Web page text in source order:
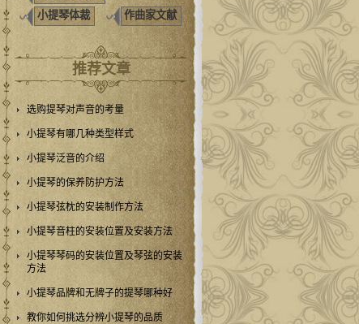
小提琴体裁
作曲家文献
推荐文章
选购提琴对声音的考量
小提琴有哪几种类型样式
小提琴泛音的介绍
小提琴的保养防护方法
小提琴弦枕的安装制作方法
小提琴音柱的安装位置及安装方法
小提琴琴码的安装位置及琴弦的安装
方法
小提琴品牌和无牌子的提琴哪种好
教你如何挑选分辨小提琴的品质